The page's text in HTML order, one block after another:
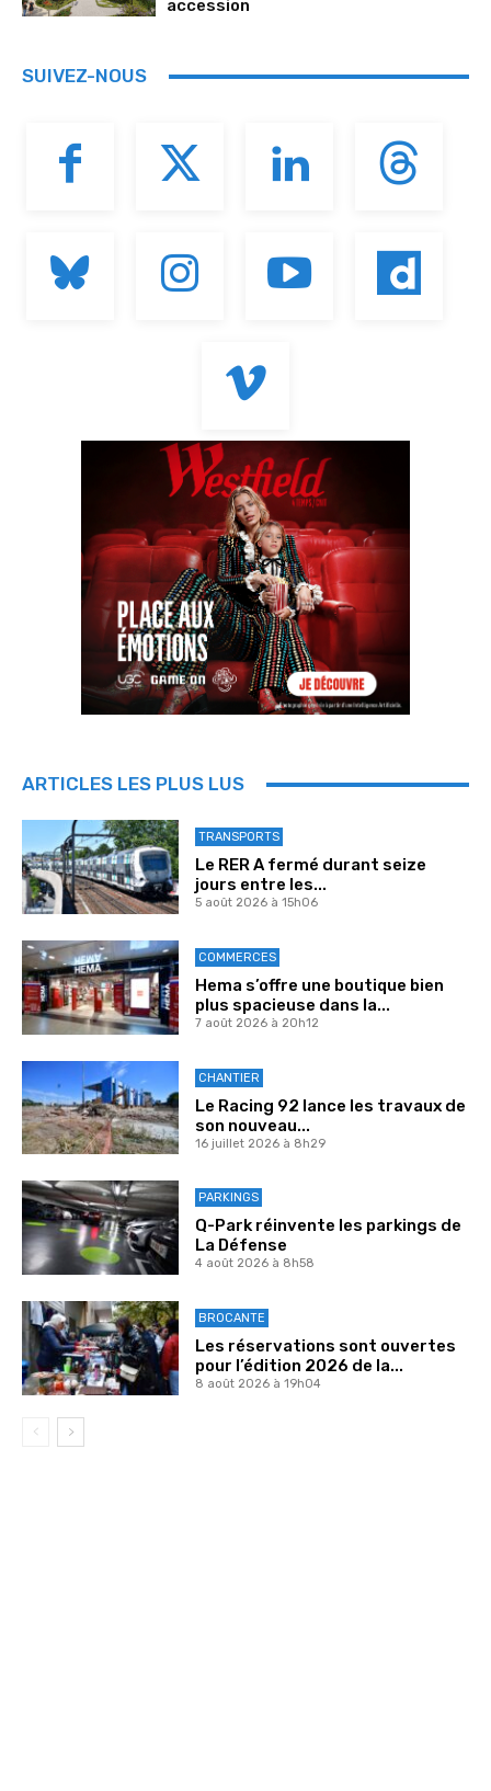
accession
SUIVEZ-NOUS
ARTICLES LES PLUS LUS
TRANSPORTS
Le RER A fermé durant seize
jours entre les...
5 août 2026 à 15h06
COMMERCES
Hema s’offre une boutique bien
plus spacieuse dans la...
7 août 2026 à 20h12
CHANTIER
Le Racing 92 lance les travaux de
son nouveau...
16 juillet 2026 à 8h29
PARKINGS
Q-Park réinvente les parkings de
La Défense
4 août 2026 à 8h58
BROCANTE
Les réservations sont ouvertes
pour l’édition 2026 de la...
8 août 2026 à 19h04